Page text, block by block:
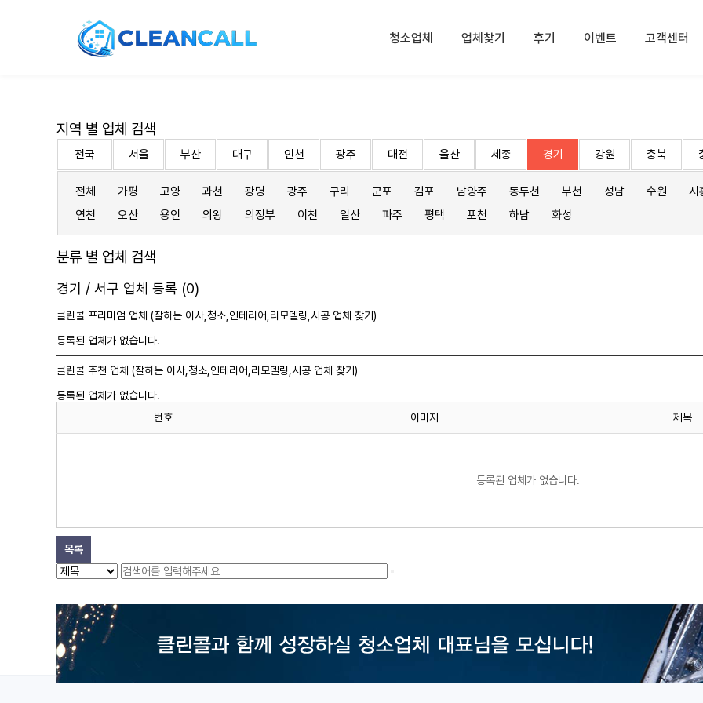
청소업체 업체찾기 후기 이벤트 고객센터
지역 별 업체 검색
전국 서울 부산 대구 인천 광주 대전 울산 세종 경기 강원 충북
전체 가평 고양 과천 광명 광주 구리 군포 김포 남양주 동두천 부천 성남 수원
시
연천
오산 용인 의왕 의정부 이천 일산 파주 평택 포천 하남 화성
분류 별 업체 검색
경기 / 서구 업체 등록 (0)
클린콜 프리미엄 업체 (잘하는 이사, 청소 ,인테리어,리모델링,시공 업체 찾기)
등록된 업체가 없습니다.
클린콜 추천 업체 (잘하는 이사, 청소 ,인테리어,리모델링,시공 업체 찾기)
등록된 업체가 없습니다.
번호
이미지 제목
등록된 업체가 없습니다.
목록